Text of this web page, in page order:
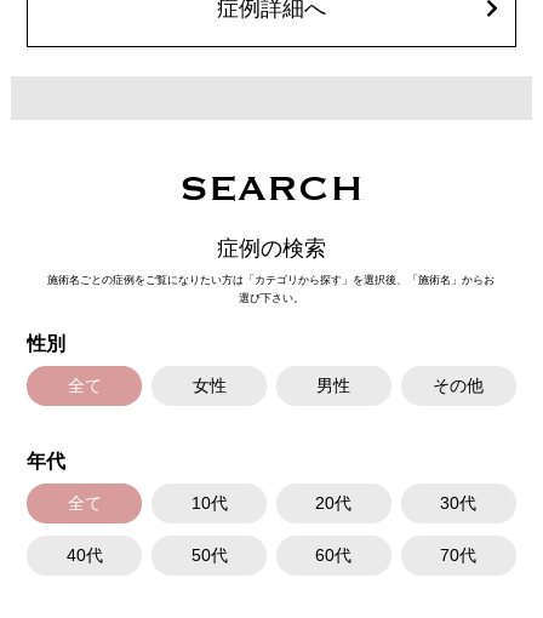
費用：モニター価格54,800円(税込)症例詳細へ
SEARCH
症例の検索
施術名ごとの症例をご覧になりたい方は「カテゴリから探す」を選択後、「施術名」からお
選び下さい。
性別
全て 女性 男性 その他
年代
全て 10代 20代 30代
40代 50代 60代 70代